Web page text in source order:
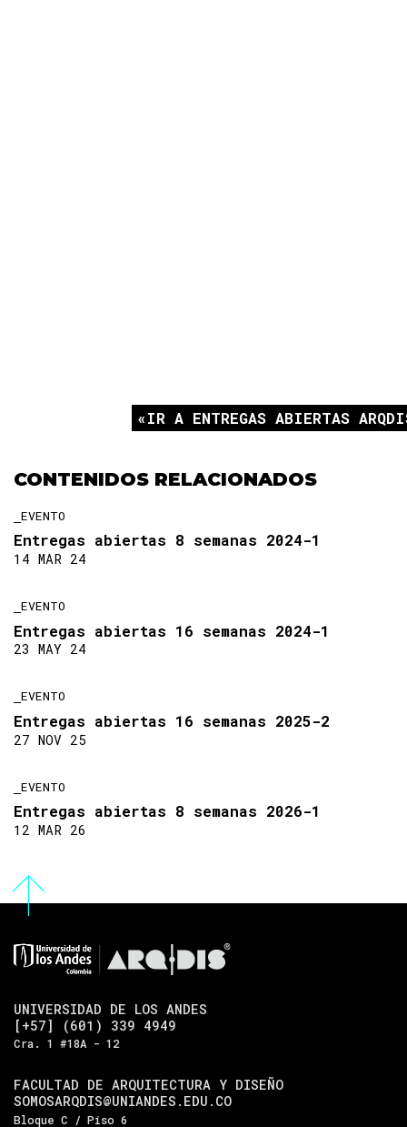
IR A ENTREGAS ABIERTAS
CONTENIDOS RELACIONADOS
EVENTO
Entregas abiertas 8 semanas 2024-1
14 MAR 24
EVENTO
Entregas abiertas 16 semanas 2024-1
23 MAY 24
EVENTO
Entregas abiertas 16 semanas 2025-2
27 NOV 25
EVENTO
Entregas abiertas 8 semanas 2026-1
12 MAR 26
UNIVERSIDAD DE LOS ANDES
[+57] (601) 339 4949
Cra. 1 #18A - 12
FACULTAD DE ARQUITECTURA Y DISEÑO
SOMOSARQDIS@UNIANDES.EDU.CO
Bloque C / Piso 6